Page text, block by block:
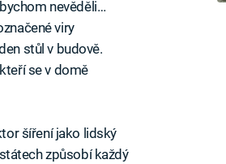
nevěděli…
viry
stůl v budově.
se v domě
šíření jako lidský
způsobí každý